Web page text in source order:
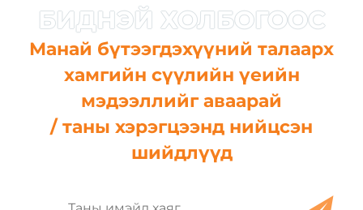
Манай бүтээгдэхүүний талаарх
хамгийн сүүлийн үеийн
мэдээллийг аваарай
/ таны хэрэгцээнд нийцсэн
шийдлүүд